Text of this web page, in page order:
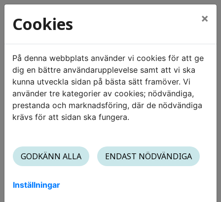
Hem Lediga bostäder
Lediga bostäder
Vi hyr ut bostäder i nio städer – Luleå, Skellefteå,
Umeå, Östersund, Sundsvall, Gävle, Mora, Falun och
Vi tillämpar principen först till kvarn. Det innebär att
vi inte har någon kö, inget poängsystem och ingen
Cookies ×
På denna webbplats använder vi cookies för att ge
dig en bättre användarupplevelse samt att vi ska
kunna utveckla sidan på bästa sätt framöver. Vi
använder tre kategorier av cookies; nödvändiga,
prestanda och marknadsföring, där de nödvändiga
krävs för att sidan ska fungera.
GODKÄNN ALLA ENDAST NÖDVÄNDIGA
Inställningar